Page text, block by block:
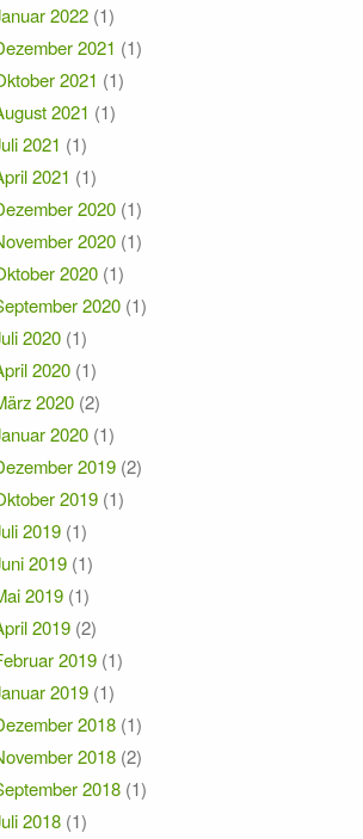
2022 (1)
2021 (1)
2021 (1)
2021 (1)
2021 (1)
2021 (1)
2020 (1)
2020 (1)
2020 (1)
2020 (1)
2020 (1)
2020 (1)
2020 (2)
2020 (1)
2019 (2)
2019 (1)
2019 (1)
2019 (1)
2019 (1)
2019 (2)
2019 (1)
2019 (1)
2018 (1)
2018 (2)
2018 (1)
2018 (1)